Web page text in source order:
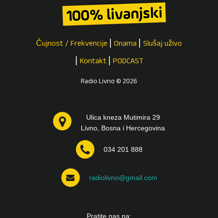
Čujnost / Frekvencije Onama Slušaj uživo
Kontakt PODCAST
Radio Livno © 2026
Ulica kneza Mutimira 29
Livno, Bosna i Hercegovina
034 201 888
radiolivno@gmail.com
Pratite nas na: